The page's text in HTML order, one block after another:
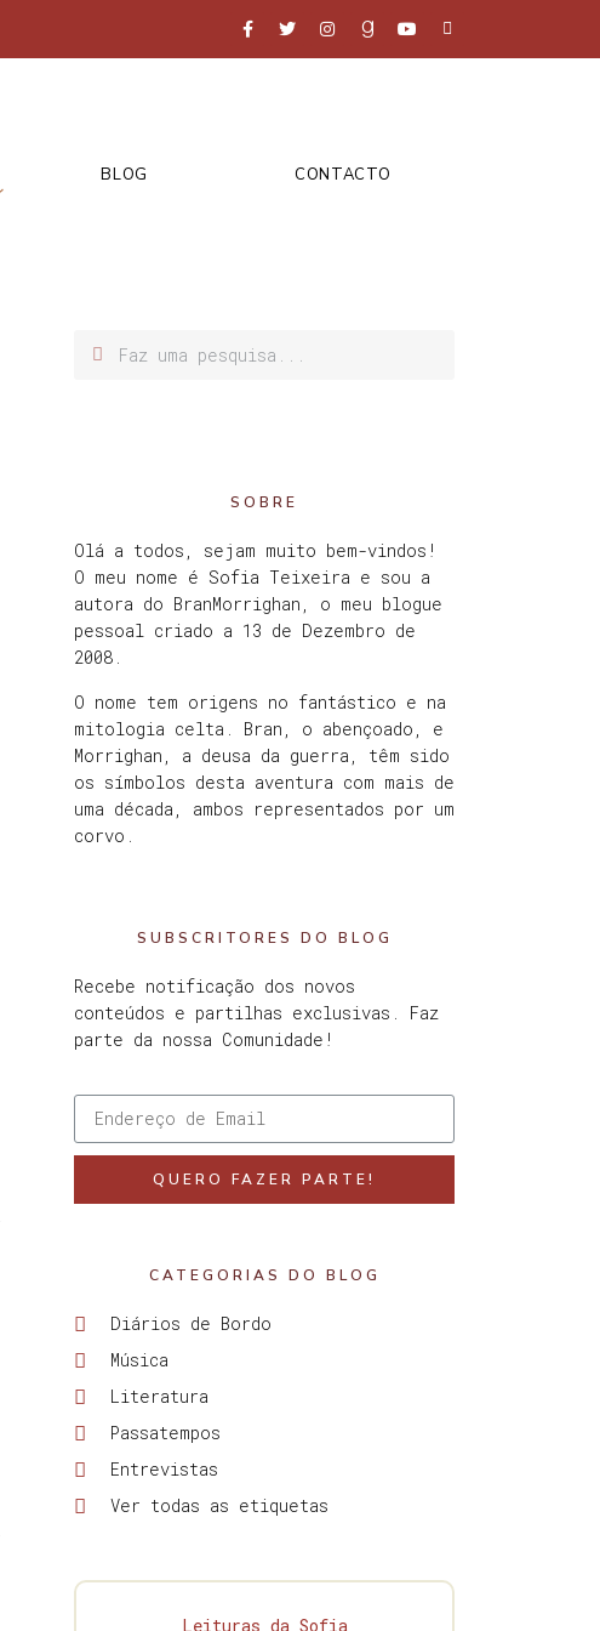
BLOG CONTACTO
SOBRE
Olá a todos, sejam muito bem-vindos!
O meu nome é Sofia Teixeira e sou a
autora do BranMorrighan, o meu blogue
pessoal criado a 13 de Dezembro de
2008.
O nome tem origens no fantástico e na
mitologia celta. Bran, o abençoado, e
Morrighan, a deusa da guerra, têm sido
os símbolos desta aventura com mais de
uma década, ambos representados por um
corvo.
SUBSCRITORES DO BLOG
Recebe notificação dos novos
conteúdos e partilhas exclusivas. Faz
parte da nossa Comunidade!
QUERO FAZER PARTE!
CATEGORIAS DO BLOG
Diários de Bordo
Música
Literatura
Passatempos
Entrevistas
Ver todas as etiquetas
Leituras da Sofia